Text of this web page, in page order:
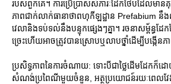
របស់ពួកគេ។ ការប្រើប្រាស់សំភារៈដែកថែបដែលម
ភាពជាក់លាក់ធានាថាពហុកីឡដ្ឋាន Prefabium នឹង
វេលានិងទប់ទល់នឹងបន្ទុកផ្សេងៗគ្នា។ រចនាសម្ព័ន្ធដ
ច្រេះហើយអាចត្រូវបានស្រោបឬលាបថ្នាំដើម្បីបង្កើ
ប្រសិទ្ធភាពនៃការចំណាយ: ទោះបីជាថ្លៃដើមដែកក៏ដោ
សំណង់ប្រពៃណីមួយចំនួន, អត្ថប្រយោជន៍រយៈពេលវ